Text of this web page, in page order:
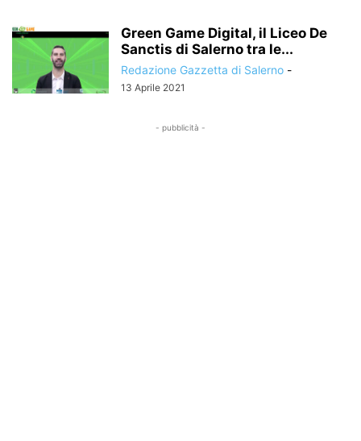
Green Game Digital, il Liceo De
Sanctis di Salerno tra le...
Redazione Gazzetta di Salerno -
13 Aprile 2021
- pubblicità -